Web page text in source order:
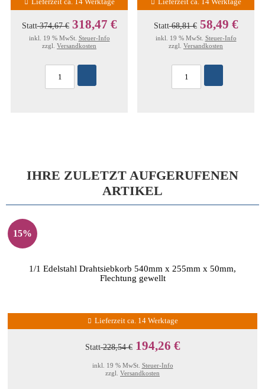
Lieferzeit ca. 14 Werktage
Statt374,67 € 318,47 €
inkl. 19 % MwSt. Steuer-Info
zzgl. Versandkosten
Lieferzeit ca. 14 Werktage
Statt68,81 € 58,49 €
inkl. 19 % MwSt. Steuer-Info
zzgl. Versandkosten
IHRE ZULETZT AUFGERUFENEN
ARTIKEL
15%
1/1 Edelstahl Drahtsiebkorb 540mm x 255mm x 50mm,
Flechtung gewellt
Lieferzeit ca. 14 Werktage
Statt228,54 € 194,26 €
inkl. 19 % MwSt. Steuer-Info
zzgl. Versandkosten